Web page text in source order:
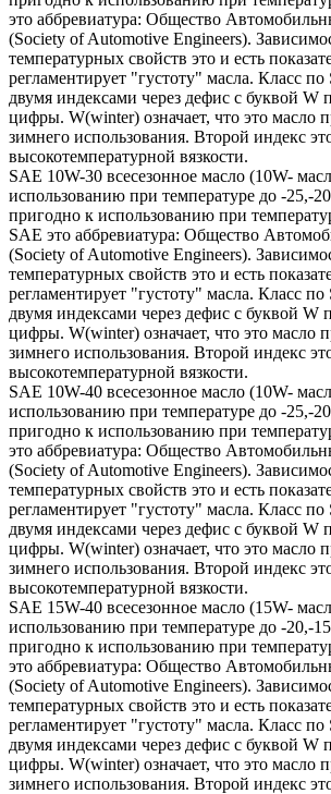
это аббревиатура: Общество
(Society of Automotive Engineers).
температурных свойств это и есть
регламентирует "густоту" масла. Класс по
двумя индексами через дефис с буквой W
цифры. W(winter) означает, что это масло
зимнего использования. Второй индекс
высокотемпературной вязкости.
SAE 10W-30 всесезонное масло (10W-
использованию при температуре до -25,-
пригодно к использованию при
SAE это аббревиатура: Общество
(Society of Automotive Engineers).
температурных свойств это и есть
регламентирует "густоту" масла. Класс по
двумя индексами через дефис с буквой W
цифры. W(winter) означает, что это масло
зимнего использования. Второй индекс
высокотемпературной вязкости.
SAE 10W-40 всесезонное масло (10W-
использованию при температуре до -25,-
пригодно к использованию при
это аббревиатура: Общество
(Society of Automotive Engineers).
температурных свойств это и есть
регламентирует "густоту" масла. Класс по
двумя индексами через дефис с буквой W
цифры. W(winter) означает, что это масло
зимнего использования. Второй индекс
высокотемпературной вязкости.
SAE 15W-40 всесезонное масло (15W-
использованию при температуре до -20,-
пригодно к использованию при
это аббревиатура: Общество
(Society of Automotive Engineers).
температурных свойств это и есть
регламентирует "густоту" масла. Класс по
двумя индексами через дефис с буквой W
цифры. W(winter) означает, что это масло
зимнего использования. Второй индекс